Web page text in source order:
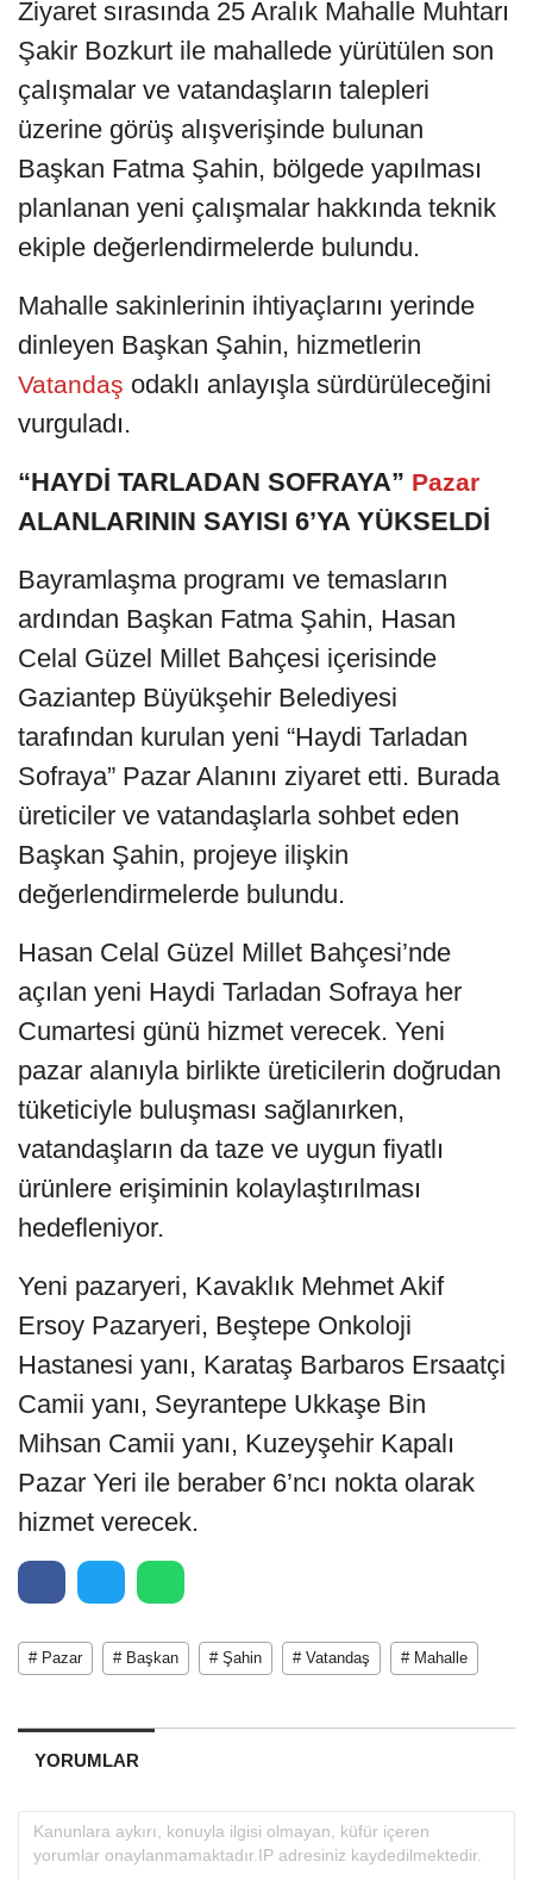
Ziyaret sırasında 25 Aralık Mahalle Muhtarı
Şakir Bozkurt ile mahallede yürütülen son
çalışmalar ve vatandaşların talepleri
üzerine görüş alışverişinde bulunan
Başkan Fatma Şahin, bölgede yapılması
planlanan yeni çalışmalar hakkında teknik
ekiple değerlendirmelerde bulundu.
Mahalle sakinlerinin ihtiyaçlarını yerinde
dinleyen Başkan Şahin, hizmetlerin
Vatandaş odaklı anlayışla sürdürüleceğini
vurguladı.
“HAYDİ TARLADAN SOFRAYA” Pazar
ALANLARININ SAYISI 6’YA YÜKSELDİ
Bayramlaşma programı ve temasların
ardından Başkan Fatma Şahin, Hasan
Celal Güzel Millet Bahçesi içerisinde
Gaziantep Büyükşehir Belediyesi
tarafından kurulan yeni “Haydi Tarladan
Sofraya” Pazar Alanını ziyaret etti. Burada
üreticiler ve vatandaşlarla sohbet eden
Başkan Şahin, projeye ilişkin
değerlendirmelerde bulundu.
Hasan Celal Güzel Millet Bahçesi’nde
açılan yeni Haydi Tarladan Sofraya her
Cumartesi günü hizmet verecek. Yeni
pazar alanıyla birlikte üreticilerin doğrudan
tüketiciyle buluşması sağlanırken,
vatandaşların da taze ve uygun fiyatlı
ürünlere erişiminin kolaylaştırılması
hedefleniyor.
Yeni pazaryeri, Kavaklık Mehmet Akif
Ersoy Pazaryeri, Beştepe Onkoloji
Hastanesi yanı, Karataş Barbaros Ersaatçi
Camii yanı, Seyrantepe Ukkaşe Bin
Mihsan Camii yanı, Kuzeyşehir Kapalı
Pazar Yeri ile beraber 6’ncı nokta olarak
hizmet verecek.
# Pazar # Başkan # Şahin # Vatandaş # Mahalle
YORUMLAR